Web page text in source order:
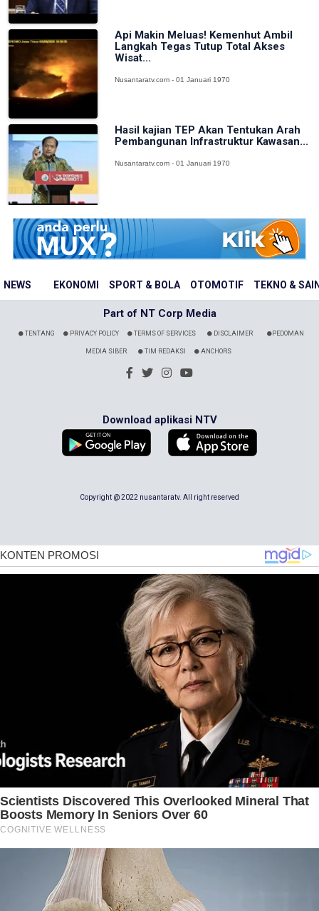
NEWS EKONOMI SPORT & BOLA OTOMOTIF TEKNO &
Api Makin Meluas! Kemenhut Ambil
Langkah Tegas Tutup Total Akses
Wisat...
Nusantaratv.com - 01 Januari 1970
Hasil kajian TEP Akan Tentukan Arah
Pembangunan Infrastruktur Kawasan...
Nusantaratv.com - 01 Januari 1970
Part of NT Corp Media
TENTANG PRIVACY POLICY TERMS OF SERVICES DISCLAIMER PEDOMAN
MEDIA SIBER TIM REDAKSI ANCHORS
Download aplikasi NTV
Copyright @ 2022 nusantaratv. All right reserved